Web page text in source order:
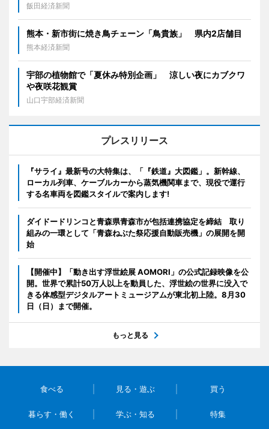
飯田経済新聞
熊本・新市街に焼き鳥チェーン「鳥貴族」 県内2店舗目
熊本経済新聞
宇部の植物館で「夏休み特別企画」 涼しい夜にカブクワ
や夜咲花観賞
山口宇部経済新聞
プレスリリース
『サライ』最新号の大特集は、「『鉄道』大図鑑」。新幹線、
ローカル列車、ケーブルカーから蒸気機関車まで、現役で運行
する名車両を図鑑スタイルで案内します!
ダイドードリンコと青森県青森市が包括連携協定を締結 取り
組みの一環として「青森ねぶた祭応援自動販売機」の展開を開
始
【開催中】「動き出す浮世絵展 AOMORI」の公式記録映像を公
開。世界で累計50万人以上を動員した、浮世絵の世界に没入で
きる体感型デジタルアートミュージアムが東北初上陸。8月30
日（日）まで開催。
もっと見る
食べる 見る・遊ぶ 買う
暮らす・働く 学ぶ・知る 特集